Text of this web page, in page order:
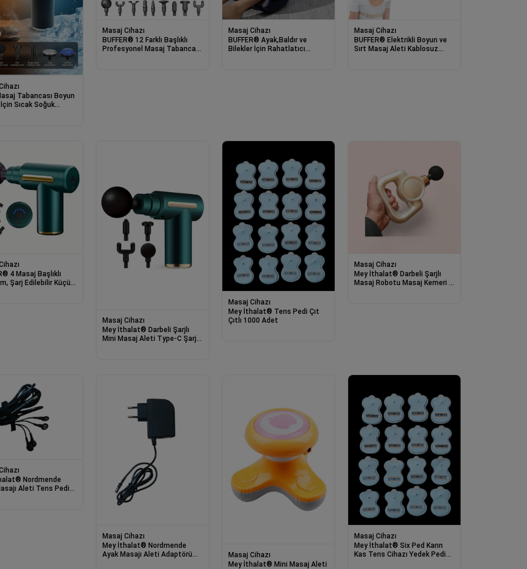
Tabancası Boyun
Sıcak Soğuk
Masaj Cihazı
BUFFER® 12 Farklı Başlıklı
Profesyonel Masaj Tabancası
Masaj Cihazı
BUFFER® Ayak,Baldır ve
Bilekler İçin Rahatlatıcı
Masaj Cihazı
BUFFER® Elektrikli Boyun ve
Sırt Masaj Aleti Kablosuz
4 Masaj Başlıklı
Şarj Edilebilir Küçük
Masaj Cihazı
Mey İthalat® Darbeli Şarjlı
Mini Masaj Aleti Type-C Şarjlı
Masaj Cihazı
Mey İthalat® Tens Pedi Çıt
Çıtlı 1000 Adet
Masaj Cihazı
Mey İthalat® Darbeli Şarjlı
Masaj Robotu Masaj Kemeri |
Nordmende
Aleti Tens Pedi
Masaj Cihazı
Mey İthalat® Nordmende
Ayak Masajı Aleti Adaptörü
Masaj Cihazı
Mey İthalat® Mini Masaj Aleti
Masaj Cihazı
Mey İthalat® Six Ped Karın
Kas Tens Cihazı Yedek Pedi